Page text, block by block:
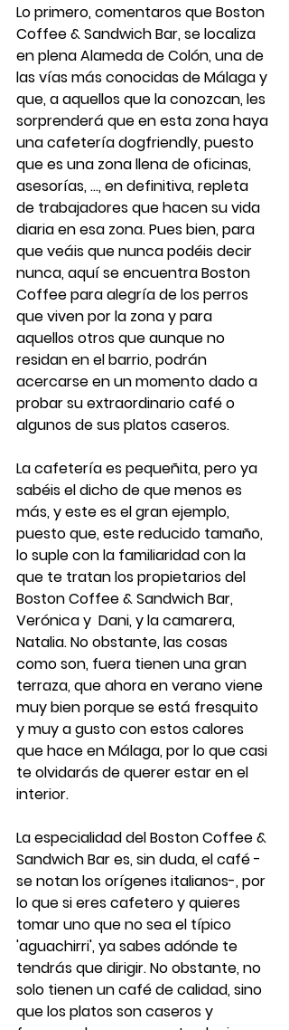
Lo primero, comentaros que Boston
Coffee & Sandwich Bar, se localiza
en plena Alameda de Colón, una de
las vías más conocidas de Málaga y
que, a aquellos que la conozcan, les
sorprenderá que en esta zona haya
una cafetería dogfriendly, puesto
que es una zona llena de oficinas,
asesorías, ..., en definitiva, repleta
de trabajadores que hacen su vida
diaria en esa zona. Pues bien, para
que veáis que nunca podéis decir
nunca, aquí se encuentra Boston
Coffee para alegría de los perros
que viven por la zona y para
aquellos otros que aunque no
residan en el barrio, podrán
acercarse en un momento dado a
probar su extraordinario café o
algunos de sus platos caseros.
La cafetería es pequeñita, pero ya
sabéis el dicho de que menos es
más, y este es el gran ejemplo,
puesto que, este reducido tamaño,
lo suple con la familiaridad con la
que te tratan los propietarios del
Boston Coffee & Sandwich Bar,
Verónica y  Dani, y la camarera,
Natalia. No obstante, las cosas
como son, fuera tienen una gran
terraza, que ahora en verano viene
muy bien porque se está fresquito
y muy a gusto con estos calores
que hace en Málaga, por lo que casi
te olvidarás de querer estar en el
interior.
La especialidad del Boston Coffee &
Sandwich Bar es, sin duda, el café -
se notan los orígenes italianos-, por
lo que si eres cafetero y quieres
tomar uno que no sea el típico
'aguachirri', ya sabes adónde te
tendrás que dirigir. No obstante, no
solo tienen un café de calidad, sino
que los platos son caseros y